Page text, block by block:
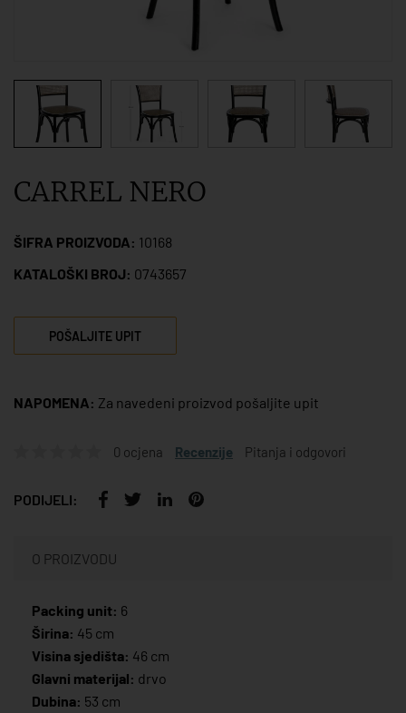
CARREL NERO
ŠIFRA PROIZVODA: 10168
KATALOŠKI BROJ: 0743657
POŠALJITE UPIT
NAPOMENA: Za navedeni proizvod pošaljite upit
0 ocjena Recenzije Pitanja i odgovori
PODIJELI:
O PROIZVODU
Packing unit: 6
Širina: 45 cm
Visina sjedišta: 46 cm
Glavni materijal: drvo
Dubina: 53 cm